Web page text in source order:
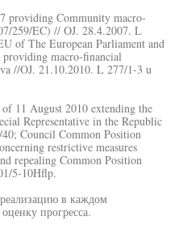
providing Community macro-
259/EC) // OJ. 28.4.2007. L
of The European Parliament and
macro-financial
//OJ. 21.10.2010. L 277/1-3 u
11 August 2010 extending the
Representative in the Republic
Council Common Position
restrictive measures
repealing Common Position
5-10Hflp.
в каждом
прогресса.